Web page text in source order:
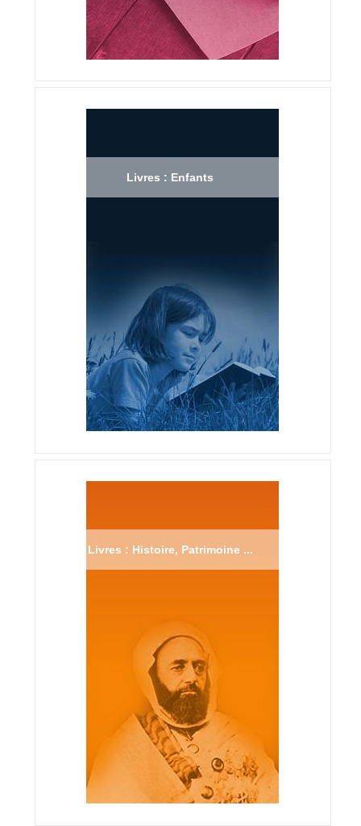
Livres : Enfants
Livres : Histoire, Patrimoine ...